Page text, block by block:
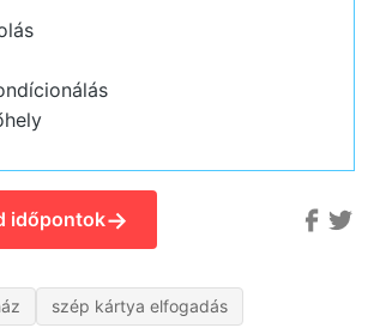
időpontok→
szép kártya elfogadás